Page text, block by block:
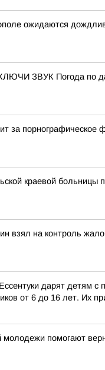
ожидаются
ЗВУК Погода по
за порнографическое
краевой больницы
взял на контроль
дарят детям
от 6 до 16 лет. Их
молодежи помогают